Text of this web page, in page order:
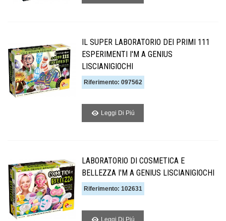
IL SUPER LABORATORIO DEI PRIMI 111
ESPERIMENTI I'M A GENIUS
LISCIANIGIOCHI
Riferimento: 097562
Leggi Di Piú
LABORATORIO DI COSMETICA E
BELLEZZA I'M A GENIUS LISCIANIGIOCHI
Riferimento: 102631
Leggi Di Piú